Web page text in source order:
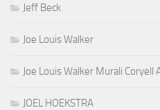
Jeff Beck
Joe Louis Walker
Joe Louis Walker Murali Coryell
JOEL HOEKSTRA